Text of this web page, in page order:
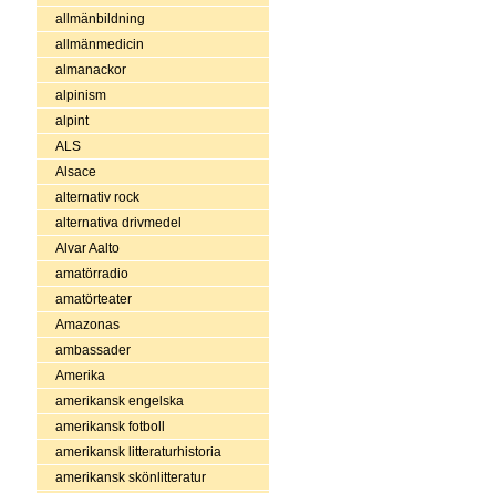
allmänbildning
allmänmedicin
almanackor
alpinism
alpint
ALS
Alsace
alternativ rock
alternativa drivmedel
Alvar Aalto
amatörradio
amatörteater
Amazonas
ambassader
Amerika
amerikansk engelska
amerikansk fotboll
amerikansk litteraturhistoria
amerikansk skönlitteratur